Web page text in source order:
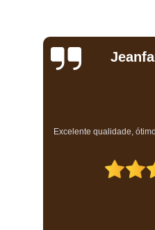
Excelente qualidade,